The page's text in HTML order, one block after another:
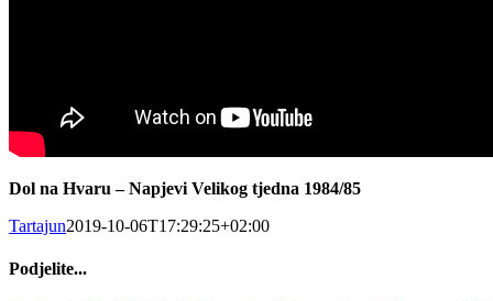
Dol na Hvaru – Napjevi Velikog tjedna 1984/85
Tartajun2019-10-06T17:29:25+02:00
Podjelite...